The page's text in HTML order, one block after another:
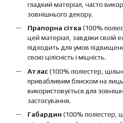
гладкий матеріал, часто
зовнішнього декору.
Прапорна сітка (100%
цей матеріал, завдяки своїй
підходить для умов
свою цілісність і міцність.
Атлас(100% поліестер,
привабливим блиском на
використовується для
застосування.
Габардин (100% поліестер,